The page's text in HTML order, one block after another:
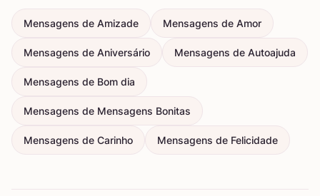
Mensagens de Amizade Mensagens de Amor
Mensagens de Aniversário Mensagens de Autoajuda
Mensagens de Bom dia
Mensagens de Mensagens Bonitas
Mensagens de Carinho Mensagens de Felicidade